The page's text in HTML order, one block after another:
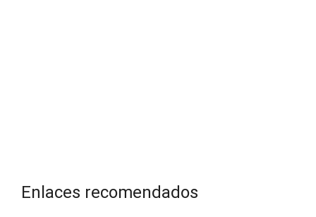
Enlaces recomendados